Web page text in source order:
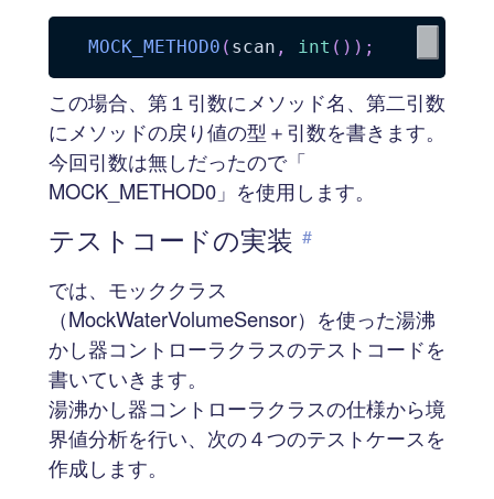
MOCK_METHOD0 ( scan , int ( ) ) ;
この場合、第１引数にメソッド名、第二引数
にメソッドの戻り値の型＋引数を書きます。
今回引数は無しだったので「
MOCK_METHOD0」を使用します。
テストコードの実装 #
では、モッククラス
（MockWaterVolumeSensor）を使った湯沸
かし器コントローラクラスのテストコードを
書いていきます。
湯沸かし器コントローラクラスの仕様から境
界値分析を行い、次の４つのテストケースを
作成します。